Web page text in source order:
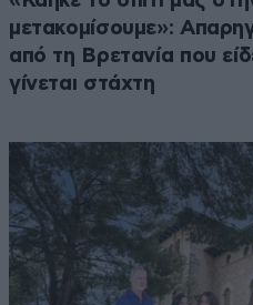
μετακομίσουμε»:
από τη Βρετανία που
γίνεται στάχτη